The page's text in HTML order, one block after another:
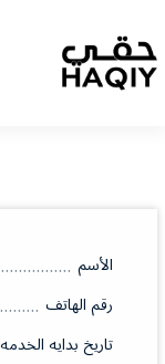
الأسم
رقم الهاتف
تاريخ بدايه الخدمه